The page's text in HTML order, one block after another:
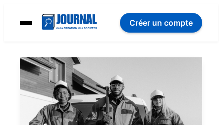
Créer un compte